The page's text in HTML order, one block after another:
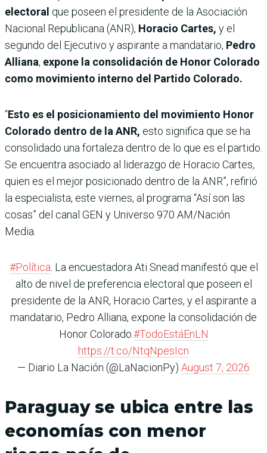
electoral que poseen el presidente de la Asociación
Nacional Republicana (ANR), Horacio Cartes, y el
segundo del Ejecutivo y aspirante a mandatario, Pedro
Alliana, expone la consolidación de Honor Colorado
como movimiento interno del Partido Colorado.
“Esto es el posicionamiento del movimiento Honor
Colorado dentro de la ANR, esto significa que se ha
consolidado una fortaleza dentro de lo que es el partido.
Se encuentra asociado al liderazgo de Horacio Cartes,
quien es el mejor posicionado dentro de la ANR”, refirió
la especialista, este viernes, al programa “Así son las
cosas” del canal GEN y Universo 970 AM/Nación
Media.
#Política . La encuestadora Ati Snead manifestó que el
alto de nivel de preferencia electoral que poseen el
presidente de la ANR, Horacio Cartes, y el aspirante a
mandatario, Pedro Alliana, expone la consolidación de
Honor Colorado.#TodoEstáEnLN
https://t.co/NtqNpesIcn
— Diario La Nación (@LaNacionPy) August 7, 2026
Paraguay se ubica entre las
economías con menor